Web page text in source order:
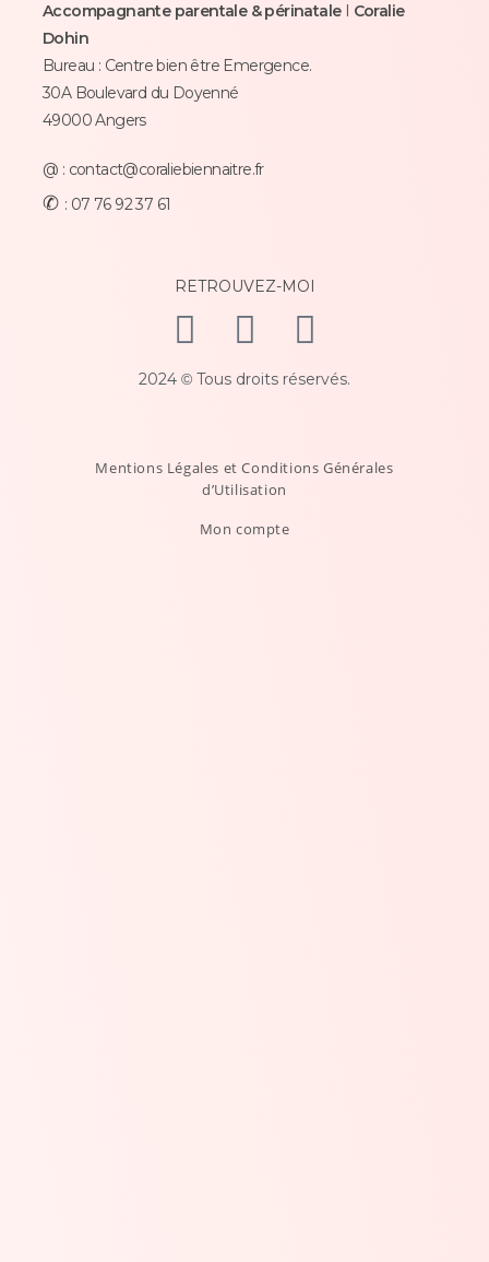
Accompagnante parentale & périnatale I Coralie
Dohin
Bureau : Centre bien être Emergence.
30A Boulevard du Doyenné
49000 Angers
@ : contact@coraliebiennaitre.fr
✆ : 07 76 92 37 61
RETROUVEZ-MOI
2024 © Tous droits réservés.
Mentions Légales et Conditions Générales
d’Utilisation
Mon compte